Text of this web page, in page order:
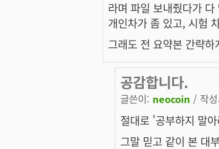
라며 파일 보내줬다가
개인차가 좀 있고, 시험
그래도 전 요약본 간략
공감합니다.
글쓴이: neocoin / 작
절대로 '공부하지 말
그말 믿고 같이 본 대